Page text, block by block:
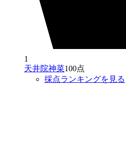
1
天井院神菜100点
採点ランキングを見る